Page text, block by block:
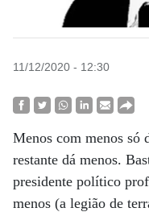
11/12/2020 - 12:30
Menos com menos só
restante dá menos.
presidente político
menos (a legião de